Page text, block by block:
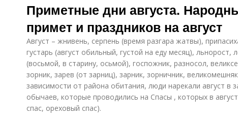
Приметные дни августа.
примет и праздников на август
Август – жнивень, серпень (время разгара жатвы),
густарь (август обильный, густой на еду месяц), льнорост,
(восьмой, в старину, осьмой), госпожник, разносол,
зорник, зарев (от зарниц), зарник, зорничник,
зависимости от района обитания, люди нарекали август в
обычаев, которые проводились на Спасы , которых в
спас, ореховый спас).